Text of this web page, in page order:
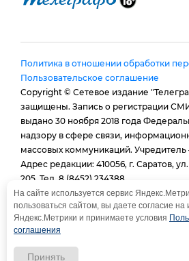
Политика в отношении обработки
Пользовательское соглашение
Copyright © Сетевое издание
защищены. Запись о регистрации
выдано 30 ноября 2018 года
надзору в сфере связи,
массовых коммуникаций.
Адрес редакции: 410056, г. Саратов,
205. Тел. 8 (8452) 234388.
E-mail: provtelegraf@gmail.com
И.о. главного редактора: Голубева Е. В.
При использовании материалов сайта
обязательна
На сайте используется сервис
пользоваться сайтом, вы даете согласие на
Яндекс.Метрики и принимаете условия
соглашения
Принять